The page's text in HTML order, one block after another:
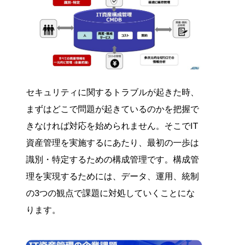
セキュリティに関するトラブルが起きた時、
まずはどこで問題が起きているのかを把握で
きなければ対応を始められません。そこでIT
資産管理を実施するにあたり、最初の一歩は
識別・特定するための構成管理です。構成管
理を実現するためには、データ、運用、統制
の3つの観点で課題に対処していくことにな
ります。